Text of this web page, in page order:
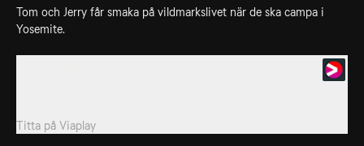
Tom och Jerry får smaka på vildmarkslivet när de ska campa i
Yosemite.
Titta på Viaplay